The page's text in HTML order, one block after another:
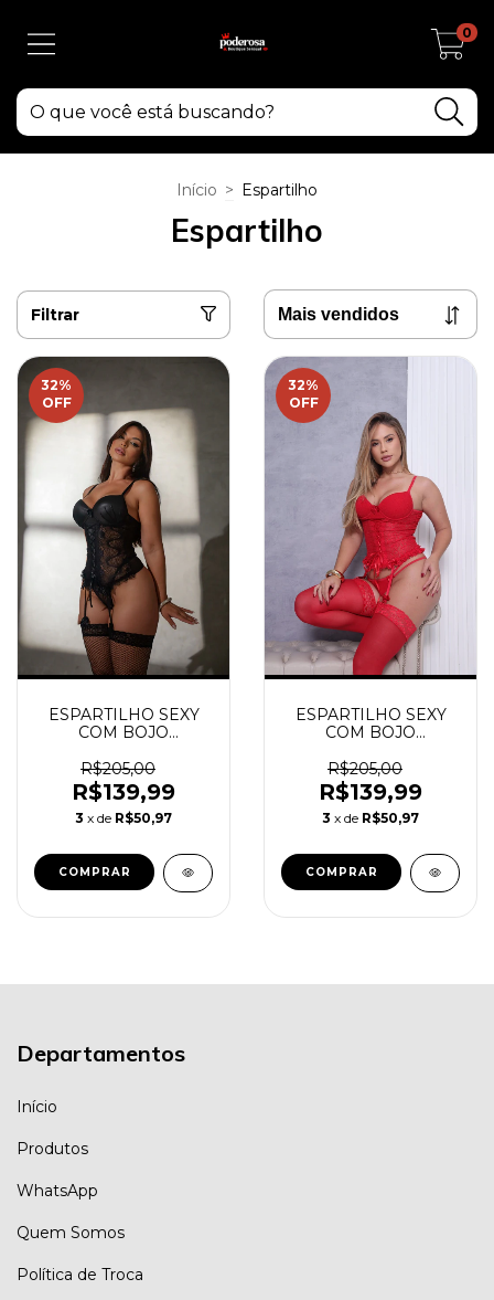
0
Início > Espartilho
Espartilho
Filtrar
32%
OFF
ESPARTILHO SEXY
COM BOJO
R$205,00
R$139,99
3 x de R$50,97
COMPRAR
32%
OFF
ESPARTILHO SEXY
COM BOJO
VERMELHO
R$205,00
R$139,99
3 x de R$50,97
COMPRAR
Departamentos
Início
Produtos
WhatsApp
Quem Somos
Política de Troca